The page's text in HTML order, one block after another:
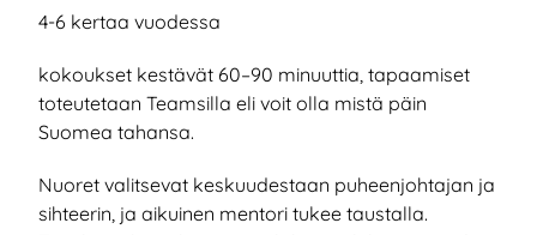
4-6 kertaa vuodessa
kokoukset kestävät 60–90 minuuttia, tapaamiset
toteutetaan Teamsilla eli voit olla mistä päin
Suomea tahansa.
Nuoret valitsevat keskuudestaan puheenjohtajan ja
sihteerin, ja aikuinen mentori tukee taustalla.